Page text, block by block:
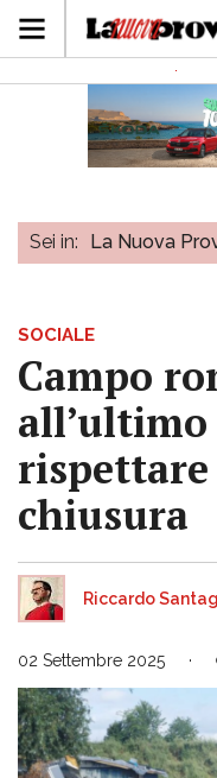
Sei in: La Nuova
SOCIALE
Campo
chiusura
Riccardo
02 Settembre 2025